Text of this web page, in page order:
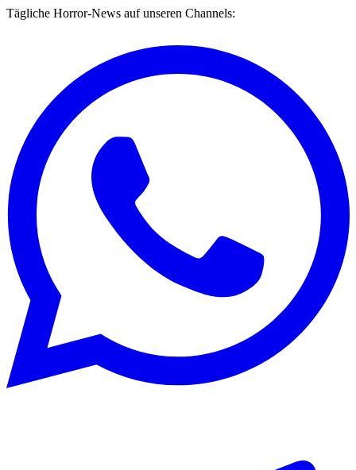
Tägliche Horror-News auf unseren Channels: